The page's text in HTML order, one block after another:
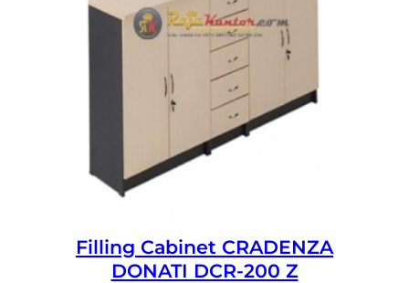
Filling Cabinet CRADENZA
DONATI DCR-200 Z